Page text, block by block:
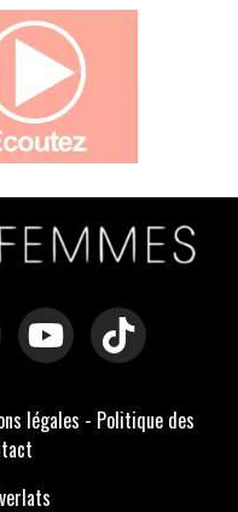
légales - Politique des